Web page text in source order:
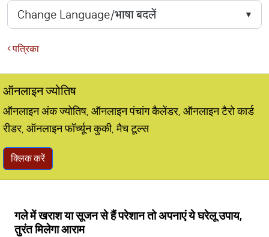
पत्रिका
ऑनलाइन ज्योतिष
ऑनलाइन अंक ज्योतिष, ऑनलाइन पंचांग कैलेंडर, ऑनलाइन टैरो कार्ड
रीडर, ऑनलाइन फॉर्च्यून कुकी, मैच टूल्स
क्लिक करें
गले में खराश या सूजन से हैं परेशान तो अपनाएं ये घरेलू उपाय,
तुरंत मिलेगा आराम